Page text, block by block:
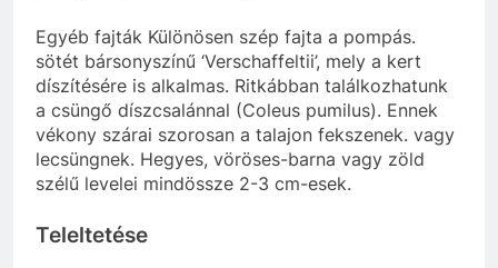
Egyéb fajták Különösen szép fajta a pompás.
sötét bársonyszínű ‘Verschaffeltii’, mely a kert
díszítésére is alkalmas. Ritkábban találkozhatunk
a csüngő díszcsalánnal (Coleus pumilus). Ennek
vékony szárai szorosan a talajon fekszenek. vagy
lecsüngnek. Hegyes, vöröses-barna vagy zöld
szélű levelei mindössze 2-3 cm-esek.
Teleltetése